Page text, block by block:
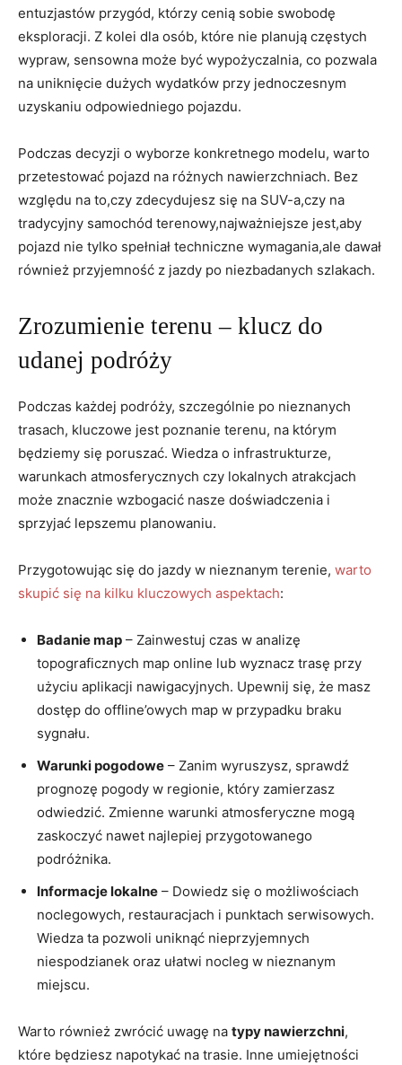
entuzjastów przygód, którzy cenią sobie swobodę
eksploracji. Z kolei dla osób, które nie planują częstych
wypraw, sensowna może być wypożyczalnia, co pozwala
na uniknięcie dużych wydatków przy jednoczesnym
uzyskaniu odpowiedniego pojazdu.
Podczas decyzji o wyborze konkretnego modelu, warto
przetestować pojazd na różnych nawierzchniach. Bez
względu na to,czy zdecydujesz się na SUV-a,czy na
tradycyjny samochód terenowy,najważniejsze jest,aby
pojazd nie tylko spełniał techniczne wymagania,ale dawał
również przyjemność z jazdy po niezbadanych szlakach.
Zrozumienie terenu – klucz do
udanej podróży
Podczas każdej podróży, szczególnie po nieznanych
trasach, kluczowe jest poznanie terenu, na którym
będziemy się poruszać. Wiedza o infrastrukturze,
warunkach atmosferycznych czy lokalnych atrakcjach
może znacznie wzbogacić nasze doświadczenia i
sprzyjać lepszemu planowaniu.
Przygotowując się do jazdy w nieznanym terenie, warto
skupić się na kilku kluczowych aspektach:
Badanie map – Zainwestuj czas w analizę
topograficznych map online lub wyznacz trasę przy
użyciu aplikacji nawigacyjnych. Upewnij się, że masz
dostęp do offline’owych map w przypadku braku
sygnału.
Warunki pogodowe – Zanim wyruszysz, sprawdź
prognozę pogody w regionie, który zamierzasz
odwiedzić. Zmienne warunki atmosferyczne mogą
zaskoczyć nawet najlepiej przygotowanego
podróżnika.
Informacje lokalne – Dowiedz się o możliwościach
noclegowych, restauracjach i punktach serwisowych.
Wiedza ta pozwoli uniknąć nieprzyjemnych
niespodzianek oraz ułatwi nocleg w nieznanym
miejscu.
Warto również zwrócić uwagę na typy nawierzchni,
które będziesz napotykać na trasie. Inne umiejętności